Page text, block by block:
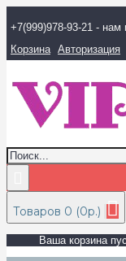
+7(999)978-93-21 -
Корзина Авторизация
Товаров 0 (0р.)
Ваша корзина